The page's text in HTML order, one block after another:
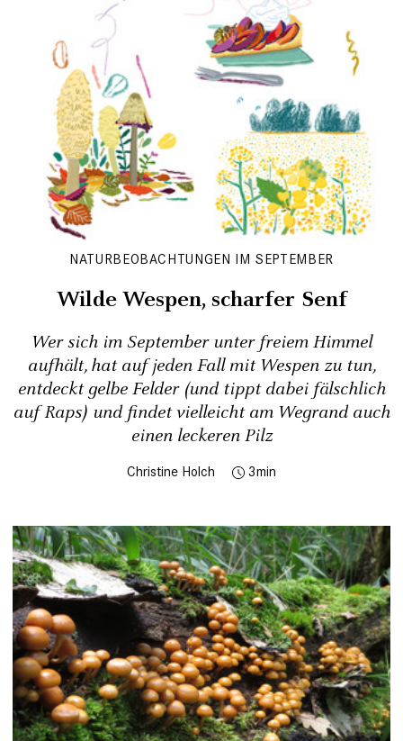
NATURBEOBACHTUNGEN IM SEPTEMBER
Wilde Wespen, scharfer Senf
Wer sich im September unter freiem Himmel
aufhält, hat auf jeden Fall mit Wespen zu tun,
entdeckt gelbe Felder (und tippt dabei fälschlich
auf Raps) und findet vielleicht am Wegrand auch
einen leckeren Pilz
Christine Holch 3